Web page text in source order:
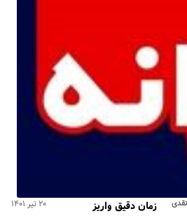
نقدی
۲۰ تیر ۱۴۰۱
زمان دقیق واریز